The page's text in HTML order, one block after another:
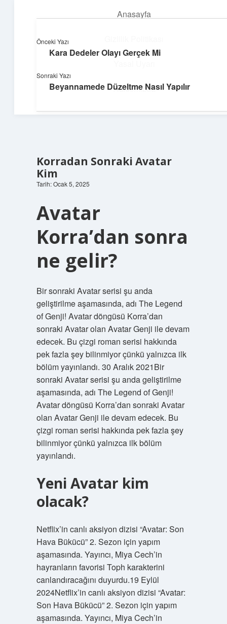
Anasayfa
Hakkımızda
Deniz Esintisi Hikayeler
Dalgalardan ilham alan neşeli bilgiler!
Korradan Sonraki Avatar
Kim
Tarih: Ocak 5, 2025
Avatar
Korra’dan sonra
ne gelir?
Bir sonraki Avatar serisi şu anda
geliştirilme aşamasında, adı The Legend
of Genji! Avatar döngüsü Korra’dan
sonraki Avatar olan Avatar Genji ile devam
edecek. Bu çizgi roman serisi hakkında
pek fazla şey bilinmiyor çünkü yalnızca ilk
bölüm yayınlandı. 30 Aralık 2021Bir
sonraki Avatar serisi şu anda geliştirilme
aşamasında, adı The Legend of Genji!
Avatar döngüsü Korra’dan sonraki Avatar
olan Avatar Genji ile devam edecek. Bu
çizgi roman serisi hakkında pek fazla şey
bilinmiyor çünkü yalnızca ilk bölüm
yayınlandı.
Yeni Avatar kim
olacak?
Netflix’in canlı aksiyon dizisi “Avatar: Son
Hava Bükücü” 2. Sezon için yapım
aşamasında. Yayıncı, Miya Cech’in
hayranların favorisi Toph karakterini
canlandıracağını duyurdu.19 Eylül
2024Netflix’in canlı aksiyon dizisi “Avatar:
Son Hava Bükücü” 2. Sezon için yapım
aşamasında. Yayıncı, Miya Cech’in
Önceki Yazı
Kara Dedeler Olayı Gerçek Mi
Sonraki Yazı
Beyannamede Düzeltme Nasıl Yapılır